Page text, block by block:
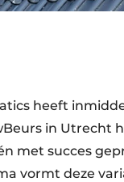
heeft
in Utrecht
met succes
vormt deze